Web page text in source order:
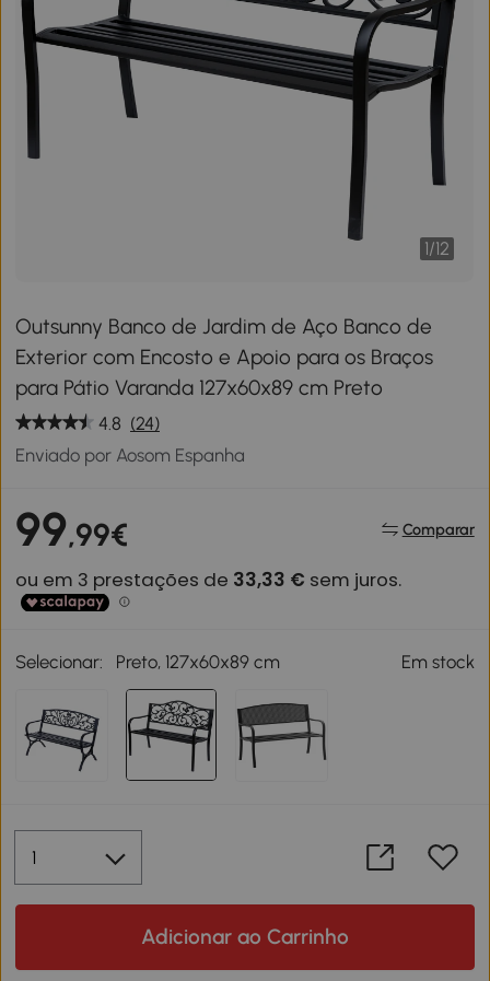
1/12
Outsunny Banco de Jardim de Aço Banco de
Exterior com Encosto e Apoio para os Braços
para Pátio Varanda 127x60x89 cm Preto
4.8 (24)
Enviado por Aosom Espanha
99,99€ Comparar
Selecionar: Preto, 127x60x89 cm Em stock
Adicionar ao Carrinho